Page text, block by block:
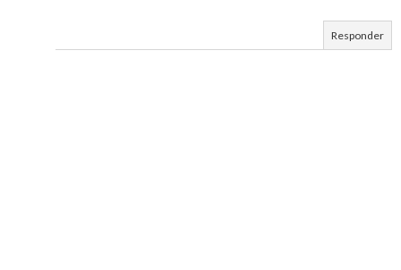
Responder